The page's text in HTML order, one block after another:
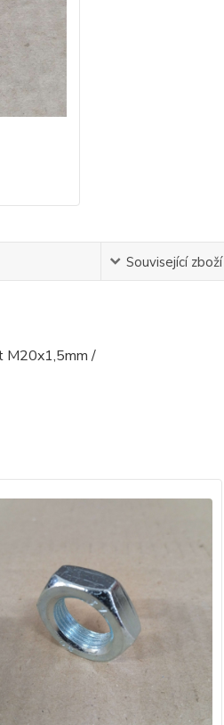
Související zboží
/